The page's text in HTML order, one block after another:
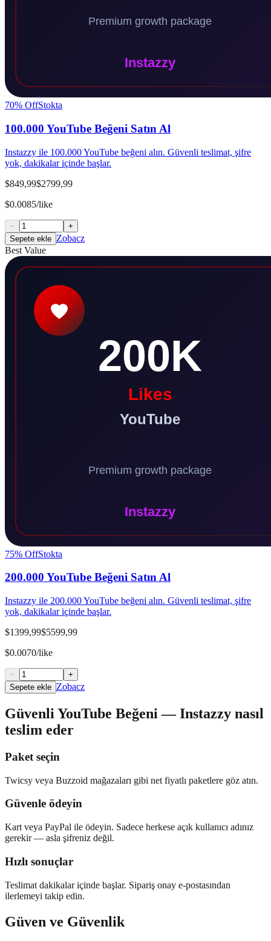
70% OffStokta
100.000 YouTube Beğeni Satın Al
Instazzy ile 100.000 YouTube beğeni alın. Güvenli teslimat, şifre
yok, dakikalar içinde başlar.
$849,99$2799,99
$0.0085/like
−
+
Sepete ekle Zobacz
Best Value
75% OffStokta
200.000 YouTube Beğeni Satın Al
Instazzy ile 200.000 YouTube beğeni alın. Güvenli teslimat, şifre
yok, dakikalar içinde başlar.
$1399,99$5599,99
$0.0070/like
−
+
Sepete ekle Zobacz
Güvenli YouTube Beğeni — Instazzy nasıl
teslim eder
Paket seçin
Twicsy veya Buzzoid mağazaları gibi net fiyatlı paketlere göz atın.
Güvenle ödeyin
Kart veya PayPal ile ödeyin. Sadece herkese açık kullanıcı adınız
gerekir — asla şifreniz değil.
Hızlı sonuçlar
Teslimat dakikalar içinde başlar. Sipariş onay e-postasından
ilerlemeyi takip edin.
Güven ve Güvenlik